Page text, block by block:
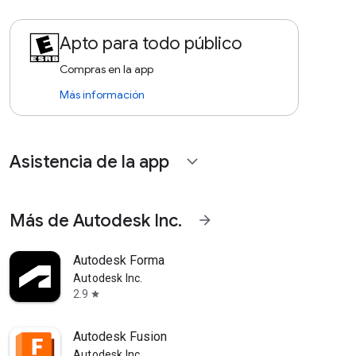
Apto para todo público
Compras en la app
Más información
Asistencia de la app expand_more
Más de Autodesk Inc. arrow_forward
Autodesk Forma
Autodesk Inc.
2.9 star
Autodesk Fusion